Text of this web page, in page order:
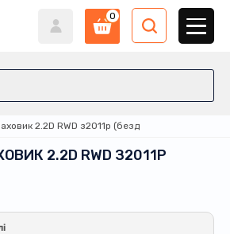
0
2.2D RWD з2011р (безд
2.2D RWD З2011Р